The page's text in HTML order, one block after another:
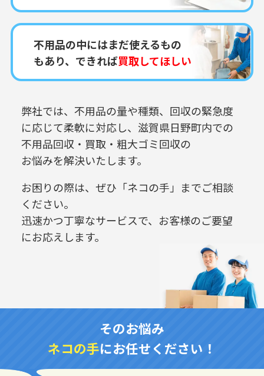
不用品の中にはまだ使えるもの
もあり、できれば買取してほしい
弊社では、不用品の量や種類、回収の緊急度
に応じて柔軟に対応し、 滋賀県日野町内での
不用品回収・買取・粗大ゴミ回収の
お悩みを解決いたします。
お困りの際は、ぜひ「ネコの手」までご相談
ください。
迅速かつ丁寧なサービスで、お客様のご要望
にお応えします。
そのお悩み
ネコの手にお任せください！